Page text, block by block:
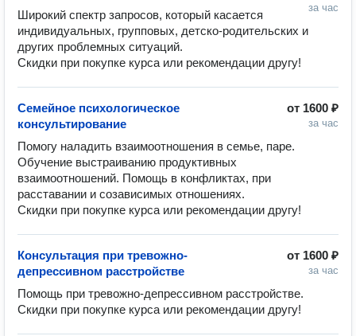
за час
Широкий спектр запросов, который касается
индивидуальных, групповых, детско-родительских и
других проблемных ситуаций.
Скидки при покупке курса или рекомендации другу!
от 1600 ₽
за час
Семейное психологическое
консультирование
Помогу наладить взаимоотношения в семье, паре.
Обучение выстраиванию продуктивных
взаимоотношений. Помощь в конфликтах, при
расставании и созависимых отношениях.
Скидки при покупке курса или рекомендации другу!
от 1600 ₽
за час
Консультация при тревожно-
депрессивном расстройстве
Помощь при тревожно-депрессивном расстройстве.
Скидки при покупке курса или рекомендации другу!